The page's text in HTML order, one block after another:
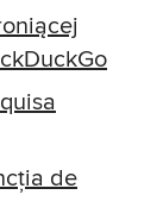
de